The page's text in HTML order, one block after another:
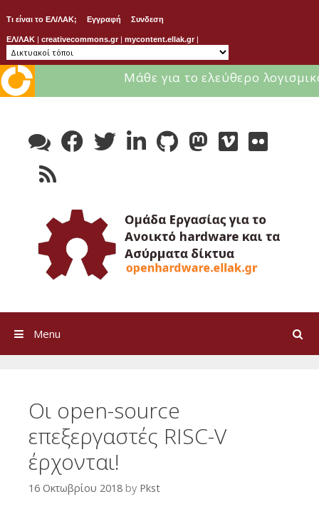
Τι είναι το ΕΛ/ΛΑΚ; Εγγραφή Συνδεση
ΕΛ/ΛΑΚ | creativecommons.gr | mycontent.ellak.gr |
Μάθε για το ελεύθερο
content
Search
Menu
Οι οpen-source
επεξεργαστές RISC-V
έρχονται!
16 Οκτωβρίου 2018 by Pkst